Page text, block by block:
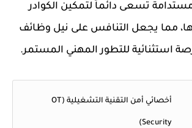
تسعى دائماً لتمكين الكوادر
مما يجعل التنافس على نيل وظائف
استثنائية للتطور المهني المستمر.
أخصائي أمن التقنية التشغيلية (OT
Security)